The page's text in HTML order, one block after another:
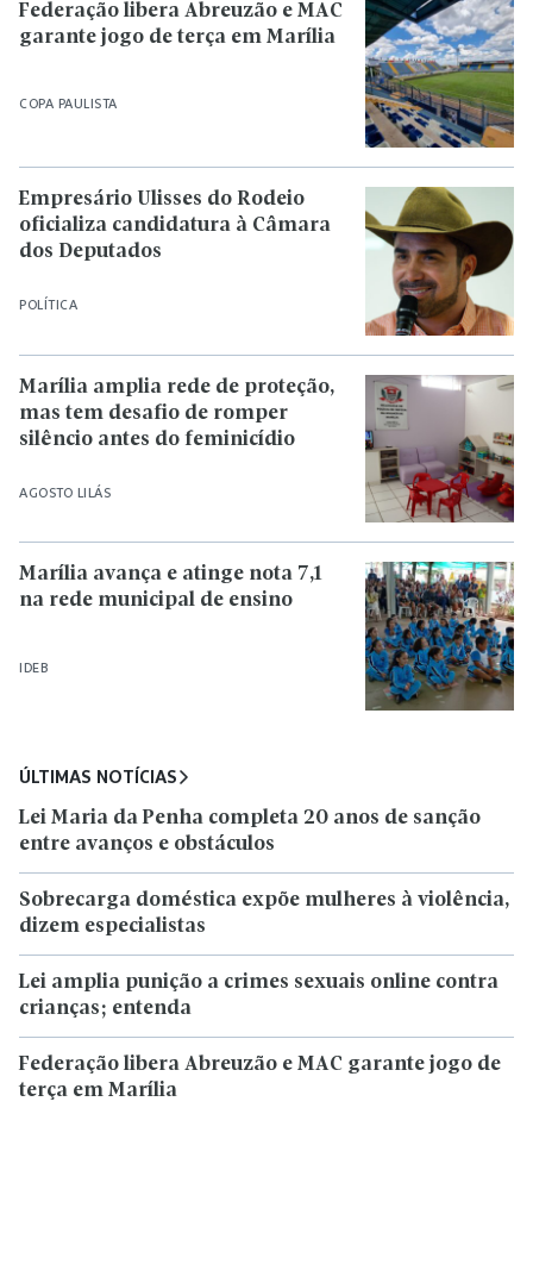
COPA PAULISTA
Federação libera Abreuzão e MAC
garante jogo de terça em Marília
POLÍTICA
Empresário Ulisses do Rodeio
oficializa candidatura à Câmara
dos Deputados
AGOSTO LILÁS
Marília amplia rede de proteção,
mas tem desafio de romper
silêncio antes do feminicídio
IDEB
Marília avança e atinge nota 7,1
na rede municipal de ensino
ÚLTIMAS NOTÍCIAS
Lei Maria da Penha completa 20 anos de sanção
entre avanços e obstáculos
Sobrecarga doméstica expõe mulheres à violência,
dizem especialistas
Lei amplia punição a crimes sexuais online contra
crianças; entenda
Federação libera Abreuzão e MAC garante jogo de
terça em Marília